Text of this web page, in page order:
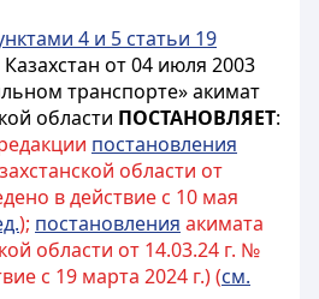
4 и 5 статьи 19
от 04 июля 2003
транспорте» акимат
области ПОСТАНОВЛЯЕТ:
постановления
области от
в действие с 10 мая
); постановления акимата
области от 14.03.24 г. №
с 19 марта 2024 г.) (см.